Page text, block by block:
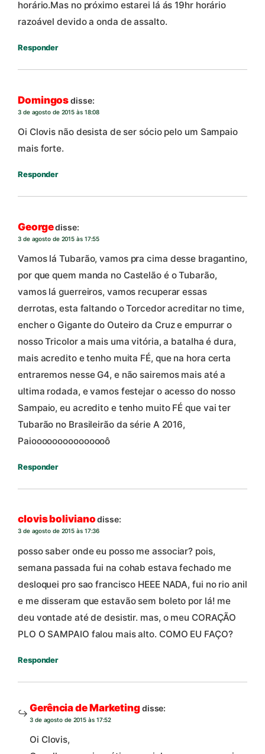
horário.Mas no próximo estarei lá ás 19hr horário
razoável devido a onda de assalto.
Responder
Domingosdisse:
3 de agosto de 2015 às 18:08
Oi Clovis não desista de ser sócio pelo um Sampaio
mais forte.
Responder
Georgedisse:
3 de agosto de 2015 às 17:55
Vamos lá Tubarão, vamos pra cima desse bragantino,
por que quem manda no Castelão é o Tubarão,
vamos lá guerreiros, vamos recuperar essas
derrotas, esta faltando o Torcedor acreditar no time,
encher o Gigante do Outeiro da Cruz e empurrar o
nosso Tricolor a mais uma vitória, a batalha é dura,
mais acredito e tenho muita FÉ, que na hora certa
entraremos nesse G4, e não sairemos mais até a
ultima rodada, e vamos festejar o acesso do nosso
Sampaio, eu acredito e tenho muito FÉ que vai ter
Tubarão no Brasileirão da série A 2016,
Paiooooooooooooooô
Responder
clovis bolivianodisse:
3 de agosto de 2015 às 17:36
posso saber onde eu posso me associar? pois,
semana passada fui na cohab estava fechado me
desloquei pro sao francisco HEEE NADA, fui no rio anil
e me disseram que estavão sem boleto por lá! me
deu vontade até de desistir. mas, o meu CORAÇÃO
PLO O SAMPAIO falou mais alto. COMO EU FAÇO?
Responder
Gerência de Marketingdisse:
3 de agosto de 2015 às 17:52
Oi Clovis,